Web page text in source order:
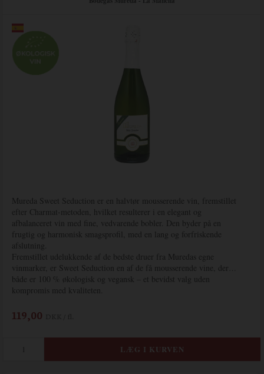
Mureda Sweet Seduction er en halvtør mousserende vin, fremstillet
efter Charmat-metoden, hvilket resulterer i en elegant og
afbalanceret vin med fine, vedvarende bobler. Den byder på en
frugtig og harmonisk smagsprofil, med en lang og forfriskende
afslutning.
Fremstillet udelukkende af de bedste druer fra Muredas egne
vinmarker, er Sweet Seduction en af de få mousserende vine, der
både er 100 % økologisk og vegansk – et bevidst valg uden
kompromis med kvaliteten.
119,00